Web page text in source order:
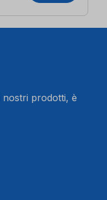
nostri prodotti, è